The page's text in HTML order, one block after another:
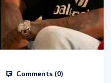
Comments (0)